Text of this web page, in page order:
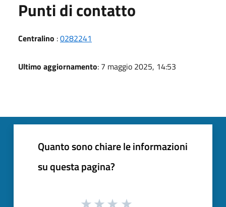
Punti di contatto
Centralino :0282241
Ultimo aggiornamento: 7 maggio 2025, 14:53
Quanto sono chiare le informazioni
su questa pagina?